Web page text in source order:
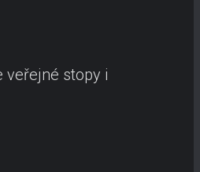
veřejné stopy i